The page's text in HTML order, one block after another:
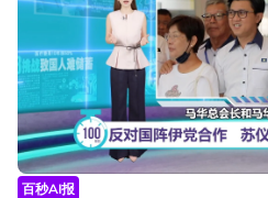
百秒AI报